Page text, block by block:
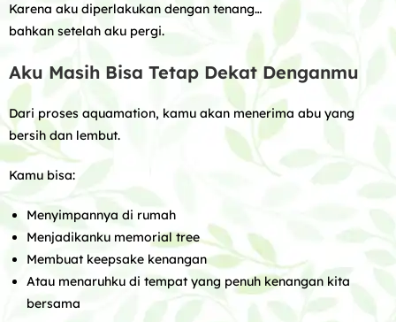
Karena aku diperlakukan dengan tenang…
bahkan setelah aku pergi.
Aku Masih Bisa Tetap Dekat Denganmu
Dari proses aquamation, kamu akan menerima abu yang
bersih dan lembut.
Kamu bisa:
Menyimpannya di rumah
Menjadikanku memorial tree
Membuat keepsake kenangan
Atau menaruhku di tempat yang penuh kenangan kita
bersama